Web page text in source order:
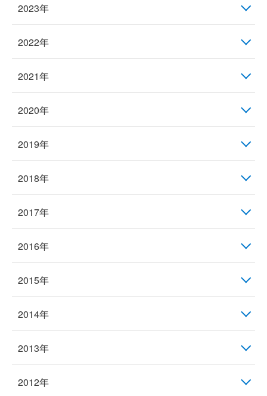
2023年
2022年
2021年
2020年
2019年
2018年
2017年
2016年
2015年
2014年
2013年
2012年